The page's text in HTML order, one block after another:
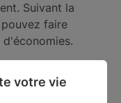
Suivant la
faire
une réelle
votre vie